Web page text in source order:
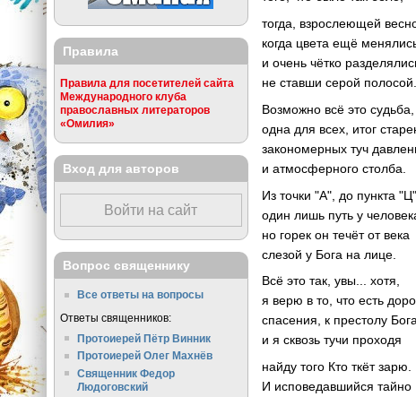
тогда, взрослеющей
когда цвета ещё
и очень чётко
не ставши серой полосой.
Возможно всё это судьба,
одна для всех, итог
закономерных туч
и атмосферного столба.
Из точки "А", до пункта "Ц"
один лишь путь у
но горек он течёт от века
слезой у Бога на лице.
Всё это так, увы... хотя,
я верю в то, что есть
спасения, к престолу
и я сквозь тучи проходя
найду того Кто ткёт зарю.
И исповедавшийся тайно
Правила
Правила для посетителей сайта
Международного клуба
православных литераторов
«Омилия»
Вход для авторов
Войти на сайт
Вопрос священнику
Все ответы на вопросы
Ответы священников:
Протоиерей Пётр Винник
Протоиерей Олег Махнёв
Священник Федор
Людоговский